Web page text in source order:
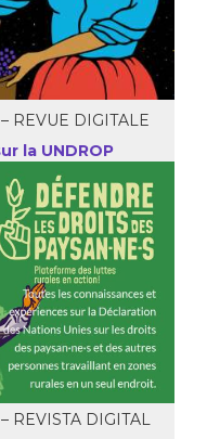
REVUE DIGITALE
la UNDROP
REVISTA DIGITAL